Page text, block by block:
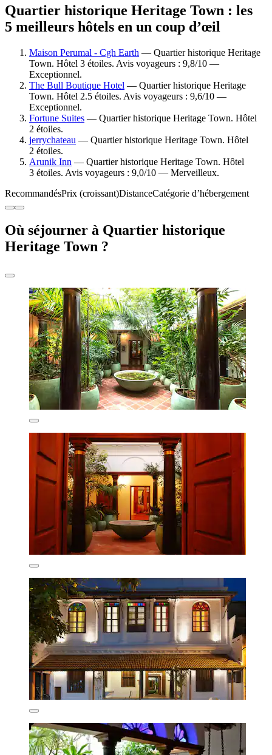
Quartier historique Heritage Town : les
5 meilleurs hôtels en un coup d’œil
Maison Perumal - Cgh Earth — Quartier historique Heritage
Town. Hôtel 3 étoiles. Avis voyageurs : 9,8/10 —
Exceptionnel.
The Bull Boutique Hotel — Quartier historique Heritage
Town. Hôtel 2.5 étoiles. Avis voyageurs : 9,6/10 —
Exceptionnel.
Fortune Suites — Quartier historique Heritage Town. Hôtel
2 étoiles.
jerrychateau — Quartier historique Heritage Town. Hôtel
2 étoiles.
Arunik Inn — Quartier historique Heritage Town. Hôtel
3 étoiles. Avis voyageurs : 9,0/10 — Merveilleux.
RecommandésPrix (croissant)DistanceCatégorie d’hébergement
Où séjourner à Quartier historique
Heritage Town ?